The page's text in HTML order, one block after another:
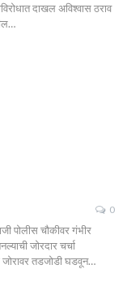
दाखल अविश्वास ठराव
0
पोलीस चौकीवर गंभीर
जोरदार चर्चा
जोरावर तडजोडी घडवून…